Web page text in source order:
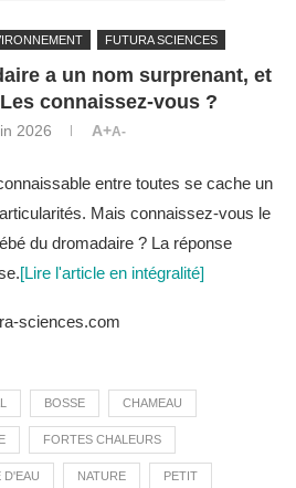
FUTURA SCIENCES
a un nom surprenant, et
connaissez-vous ?
2026 A+A-
entre toutes se cache un
Mais connaissez-vous le
du dromadaire ? La réponse
[Lire l'article en intégralité]
sciences.com
BOSSE CHAMEAU
FORTES CHALEURS
D'EAU NATURE PETIT